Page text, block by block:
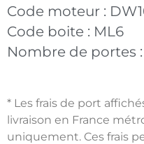
Code moteur :
Code boite : ML6
Nombre de portes :
* Les frais de port
livraison en France
uniquement. Ces frais